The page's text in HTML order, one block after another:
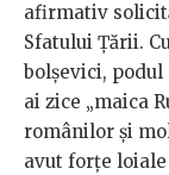
afirmativ
Sfatului Țării.
bolșevici,
ai zice „maica
românilor și
avut forțe